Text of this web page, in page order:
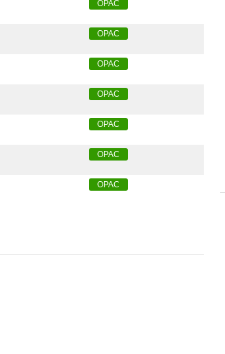
OPAC
OPAC
OPAC
OPAC
OPAC
OPAC
OPAC